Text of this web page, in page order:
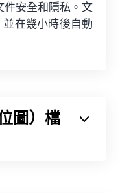
件安全和隱私。文
在幾小時後自動
圖）檔